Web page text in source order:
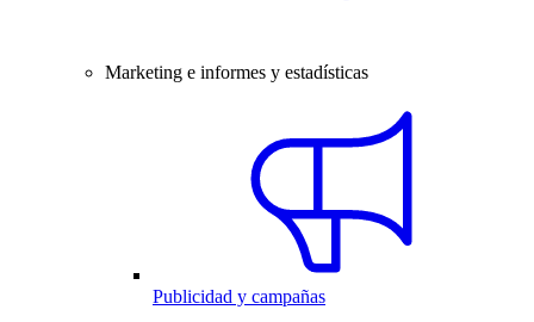
Marketing e informes y estadísticas
Publicidad y campañas